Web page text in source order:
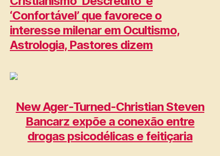
‘Confortável’ que favorece o
interesse milenar em Ocultismo,
Astrologia, Pastores dizem
New Ager-Turned-Christian Steven
Bancarz expõe a conexão entre
drogas psicodélicas e feitiçaria